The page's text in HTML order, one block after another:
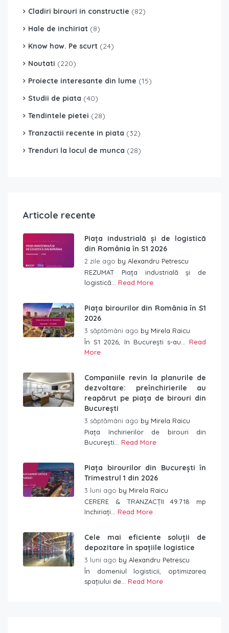
Cladiri birouri in constructie (82)
Hale de inchiriat (8)
Know how. Pe scurt (24)
Noutati (220)
Proiecte interesante din lume (15)
Studii de piata (40)
Tendintele pietei (28)
Tranzactii recente in piata (32)
Trenduri la locul de munca (28)
Articole recente
Piața industrială și de logistică
din România în S1 2026
2 zile ago by Alexandru Petrescu
REZUMAT Piața industrială și de
logistică... Read More
Piața birourilor din România în S1
2026
3 săptămâni ago by Mirela Raicu
În S1 2026, în București s-au... Read
More
Companiile revin la planurile de
dezvoltare: preînchirierile au
reapărut pe piața de birouri din
București
3 săptămâni ago by Mirela Raicu
Piața închirierilor de birouri din
București... Read More
Piața birourilor din București în
Trimestrul 1 din 2026
3 luni ago by Mirela Raicu
CERERE & TRANZACȚII 49.718 mp
închiriați... Read More
Cele mai eficiente soluții de
depozitare în spațiile logistice
3 luni ago by Alexandru Petrescu
În domeniul logisticii, optimizarea
spațiului de... Read More